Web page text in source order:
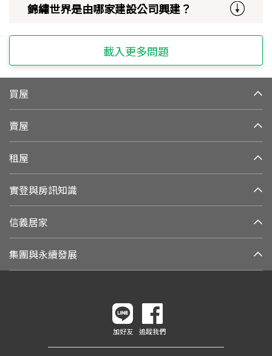
錦繡世界是由哪家建設公司興建？
載入更多問題
買屋
賣屋
租屋
實登與房訊知識
信義居家
集團與永續發展
加好友 追蹤我們